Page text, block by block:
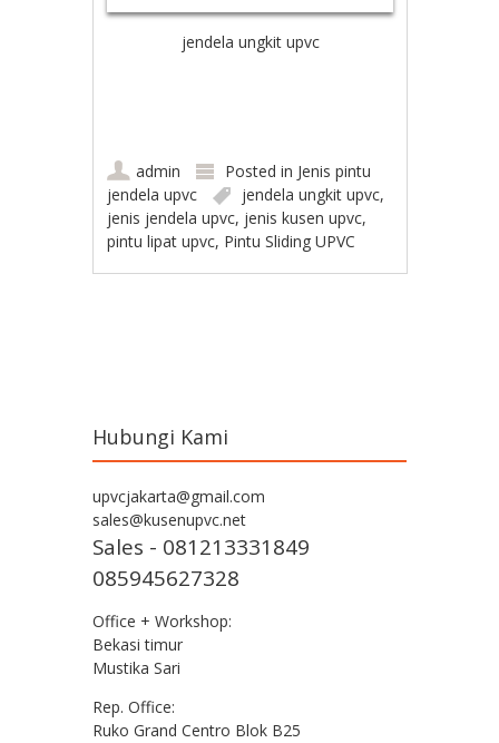
jendela ungkit upvc
admin Posted in Jenis pintu
jendela upvc
jendela ungkit upvc,
jenis jendela upvc, jenis kusen upvc,
pintu lipat upvc, Pintu Sliding UPVC
Hubungi Kami
upvcjakarta@gmail.com
sales@kusenupvc.net
Sales - 081213331849
085945627328
Office + Workshop:
Bekasi timur
Mustika Sari
Rep. Office:
Ruko Grand Centro Blok B25